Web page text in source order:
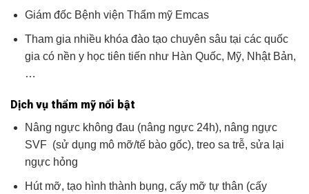
Giám đốc Bệnh viện Thẩm mỹ Emcas
Tham gia nhiều khóa đào tạo chuyên sâu tại các quốc
gia có nền y học tiên tiến như Hàn Quốc, Mỹ, Nhật Bản,
…
Dịch vụ thẩm mỹ nổi bật
Nâng ngực không đau (nâng ngực 24h), nâng ngực
SVF (sử dụng mô mỡ/tế bào gốc), treo sa trễ, sửa lại
ngực hỏng
Hút mỡ, tạo hình thành bụng, cấy mỡ tự thân (cấy